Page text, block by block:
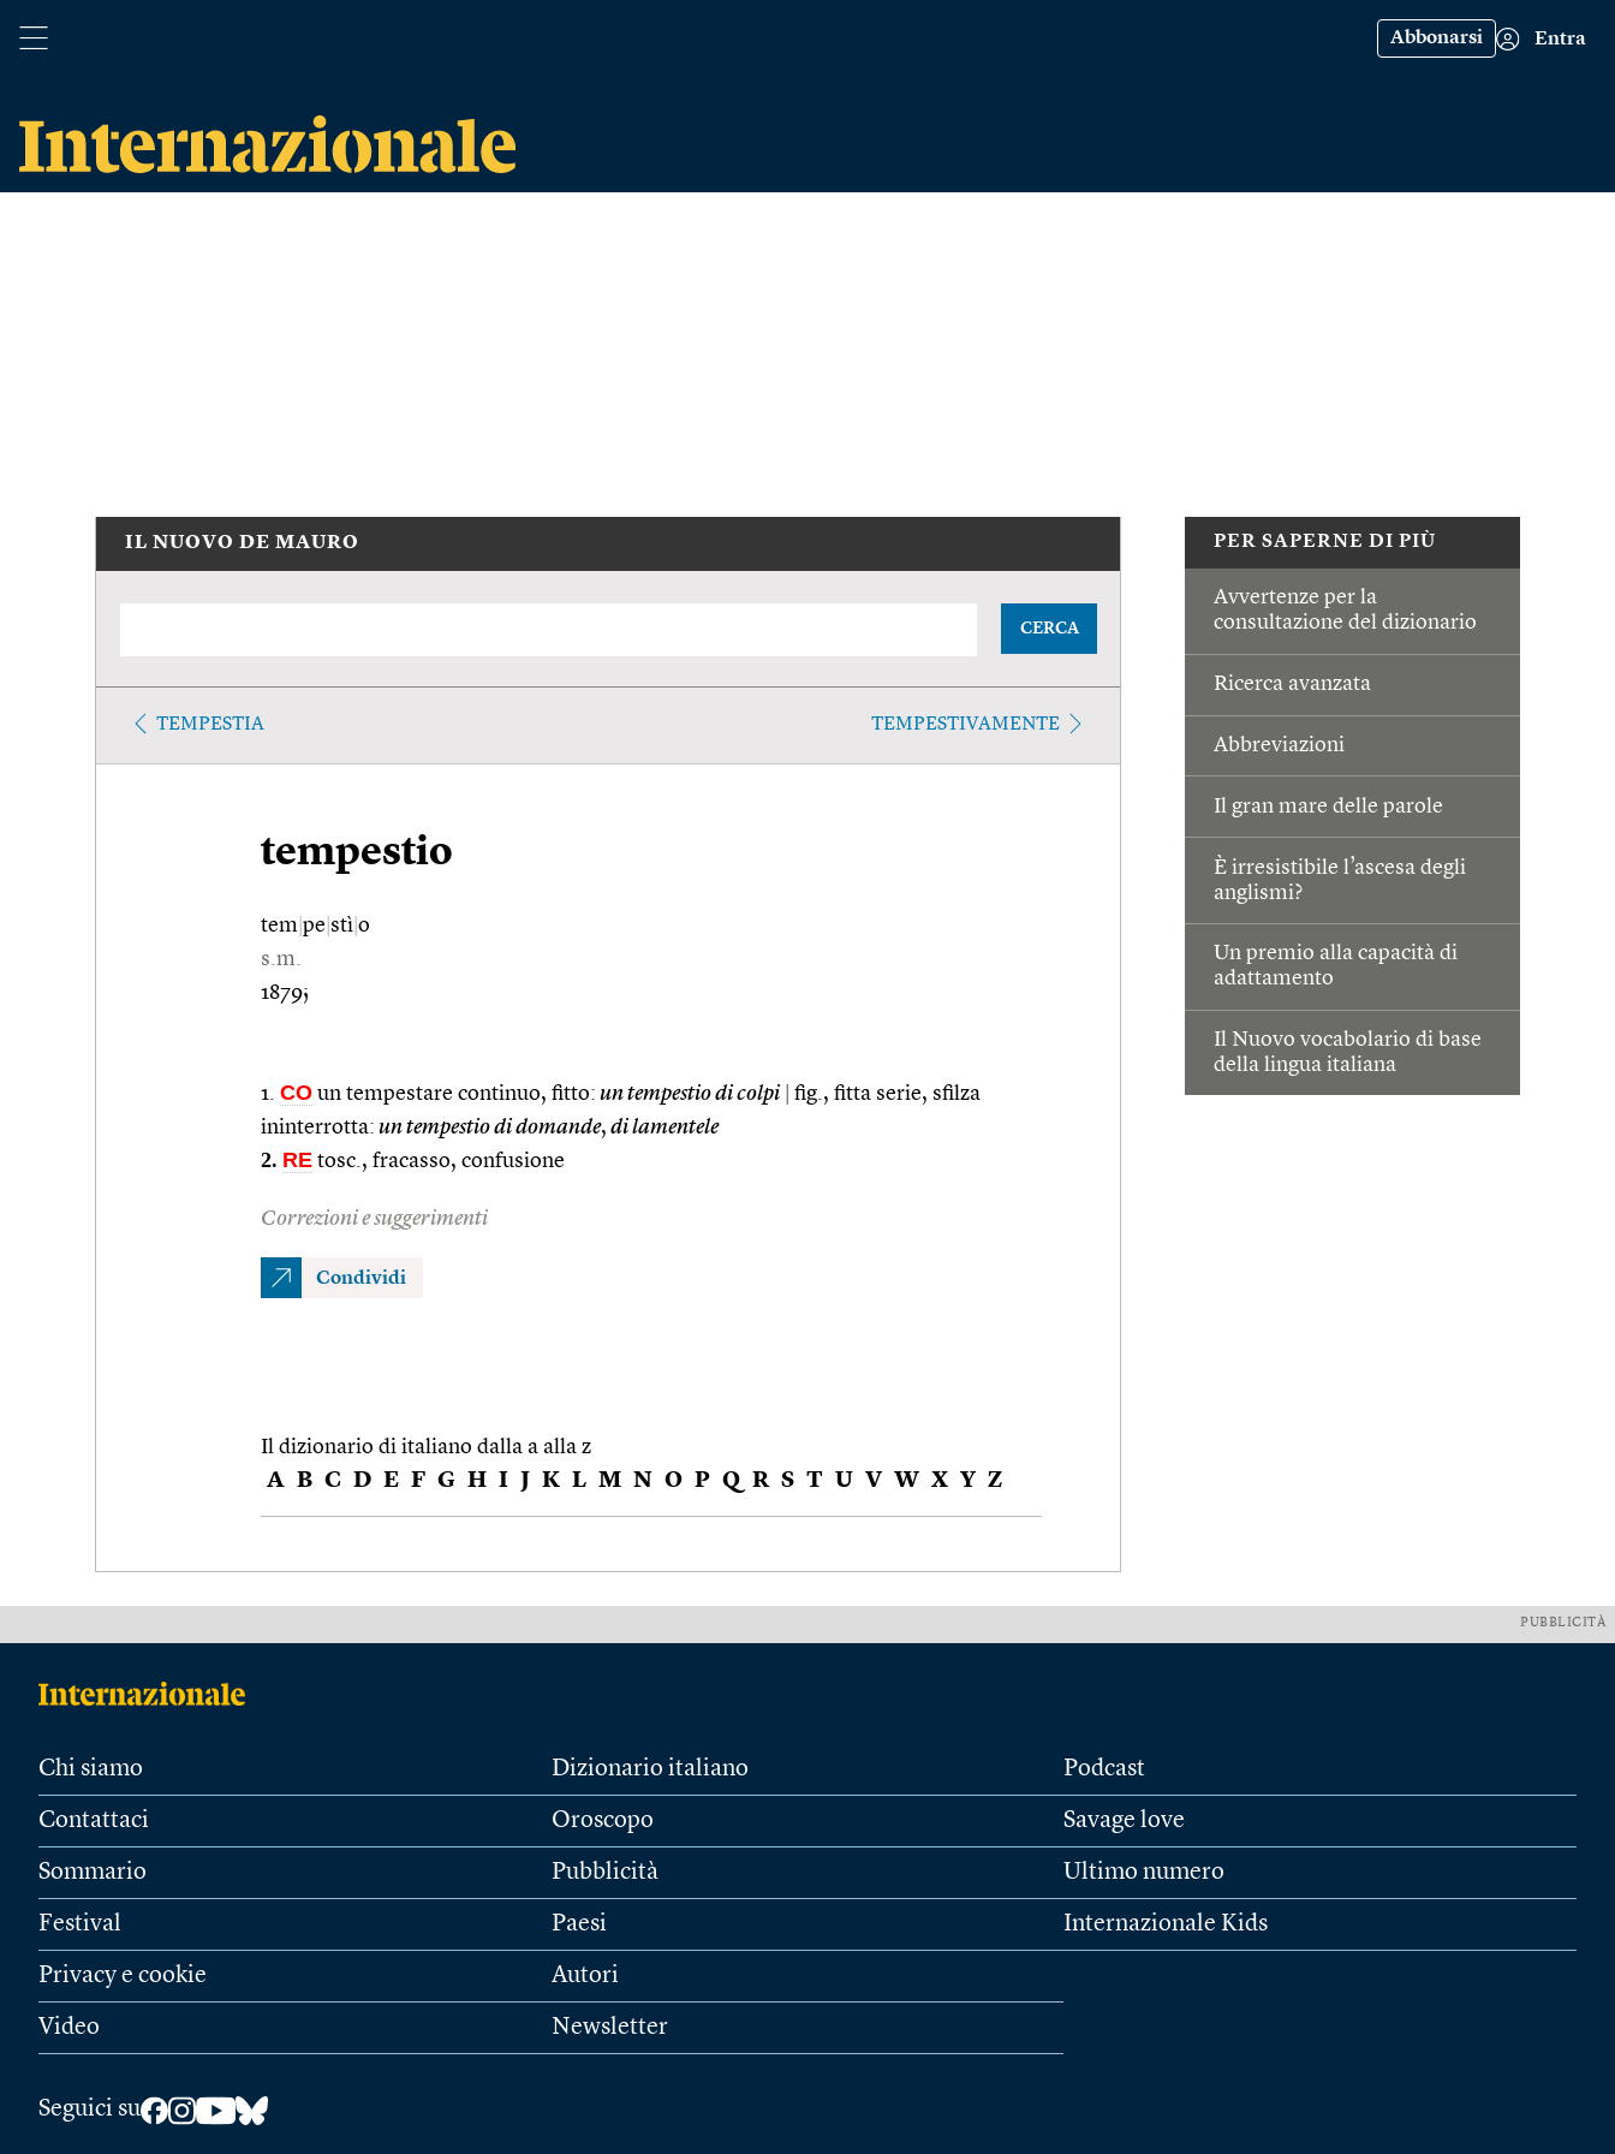
Abbonarsi Entra
PER SAPERNE DI PIÙ
Avvertenze per la
consultazione del dizionario
Ricerca avanzata
Abbreviazioni
Il gran mare delle parole
È irresistibile l’ascesa degli
anglismi?
Un premio alla capacità di
adattamento
Il Nuovo vocabolario di base
della lingua italiana
IL NUOVO DE MAURO
CERCA
TEMPESTIA TEMPESTIVAMENTE
tempestio
tem pe stì o
s.m.
1879;
1. CO un tempestare continuo, fitto: un tempestio di colpi
fig., fitta serie, sfilza
ininterrotta: un tempestio di domande, di lamentele
2. RE tosc., fracasso, confusione
Correzioni e suggerimenti
Condividi
Il dizionario di italiano dalla a alla z
A B C D E F G H I J K L M N O P Q R S T U V W X Y Z
PUBBLICITÀ
Chi siamo
Contattaci
Sommario
Festival
Privacy e cookie
Video
Dizionario italiano
Oroscopo
Pubblicità
Paesi
Autori
Newsletter
Podcast
Savage love
Ultimo numero
Internazionale Kids
Seguici su